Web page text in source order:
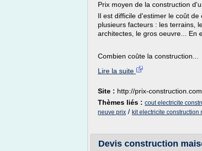
Prix moyen de la construction
Il est difficile d'estimer le coût
plusieurs facteurs : les terrains,
architectes, le gros oeuvre... En
Combien coûte la construction...
Lire la suite
Site : http://prix-construction.com
Thèmes liés : cout electricite
neuve prix / kit electricite construction
Devis construction